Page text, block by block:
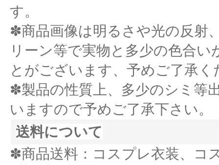
す。
✽商品画像は明るさや光の反射
リーン等で実物と多少の色合
とがございます、予めご了承く
✽製品の性質上、多少のシミ等
いますので予めご了承下さい。
送料について
✽商品送料：コスプレ衣装、コ